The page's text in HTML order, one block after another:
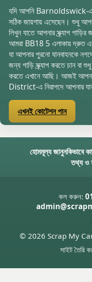
যদি আপনি Barnoldswick-এ
সঠিক জায়গায় এসেছেন। শুধু
লিখুন যাতে আপনার স্ক্র্যাপ
আমরা BB18 5 এলাকায় দ্রুত এবং
যা আপনার পুরনো যানবাহনকে
জন্য গাড়ি স্ক্র্যাপ করতে চান বা
করতে এখানে আছি। আজই
District-এ নিরাপদে আপনার
এখনই কোটেশন পান
হোমমূল্য জানুনকিভাবে
তথ্য ও
কল করুন:
© 2026 Scrap My Car
সাইট তৈরি